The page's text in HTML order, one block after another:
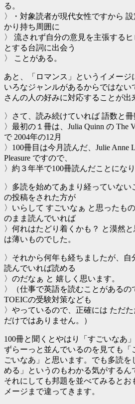
る。
〉・対象読者が現代女性ですから
かり持ち周囲に
〉 流されず自分の意見を主張する
とする台詞に出会う
〉 ことがある。
あと、「ロマンス」というイメージ
いろなジャンルがあるからではない
さんの人の好みに対応することが出
〉さて、読み続けていれば 語数と冊
〉最初の１冊は、Julia Quinn の The
で 2004年の12月
〉100冊目は今月読んだ、Julie Anne
Pleasure ですので、
〉約３年半で100冊読んだことになり
〉多読を始めてあまり経っていない
の投稿をされた方が
〉いらして すごいなぁ と思ったも
のまま読んでいれば
〉何れはたどり着くかも？ と漠然
は薄いものでした。
〉それから何年も経ちましたが、自
読んでいれば読める
〉のだなぁ と 嬉しく思います。
〉（仕事で英語を読むことがあるの
TOEICの受験対策なども
〉やっているので、正確には ただ
だけではありません。）
100冊と聞くとやはり「すごいなあ
ずらーっと並んでいるのを見ても「
ごいなあ」と思います。でも多読を
める」というのもわかる気がするん
それにしても邦題を並べてみるとお
メージまで違ってきます。